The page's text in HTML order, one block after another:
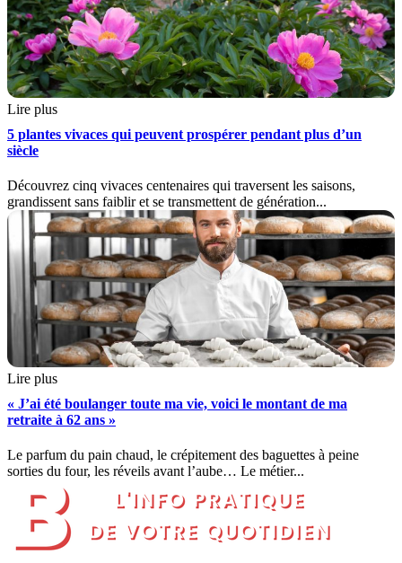
Lire plus
5 plantes vivaces qui peuvent prospérer pendant plus d’un
siècle
Découvrez cinq vivaces centenaires qui traversent les saisons,
grandissent sans faiblir et se transmettent de génération...
Lire plus
« J’ai été boulanger toute ma vie, voici le montant de ma
retraite à 62 ans »
Le parfum du pain chaud, le crépitement des baguettes à peine
sorties du four, les réveils avant l’aube… Le métier...